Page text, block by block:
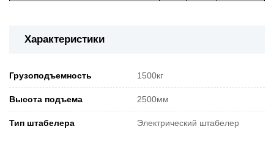
Характеристики
Грузоподъемность 1500кг
Высота подъема 2500мм
Тип штабелера Электрический штабелер